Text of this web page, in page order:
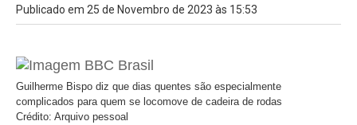
Publicado em 25 de Novembro de 2023 às 15:53
Guilherme Bispo diz que dias quentes são especialmente
complicados para quem se locomove de cadeira de rodas
Crédito: Arquivo pessoal